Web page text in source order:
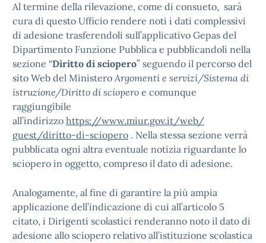
Al termine della rilevazione, come di consueto, sarà
cura di questo Ufficio rendere noti i dati complessivi
di adesione trasferendoli sull’applicativo Gepas del
Dipartimento Funzione Pubblica e pubblicandoli nella
sezione “Diritto di sciopero” seguendo il percorso del
sito Web del Ministero Argomenti e servizi/Sistema di
istruzione/Diritto di sciopero e comunque
raggiungibile
all’indirizzo https://www.miur.gov.it/web/
guest/diritto-di-sciopero . Nella stessa sezione verrà
pubblicata ogni altra eventuale notizia riguardante lo
sciopero in oggetto, compreso il dato di adesione.
Analogamente, al fine di garantire la più ampia
applicazione dell’indicazione di cui all’articolo 5
citato, i Dirigenti scolastici renderanno noto il dato di
adesione allo sciopero relativo all’istituzione scolastica